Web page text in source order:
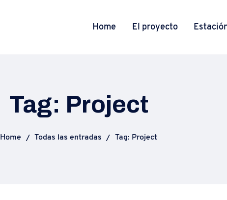
Home El proyecto
Tag: Project
Home Todas las entradas Tag: Project